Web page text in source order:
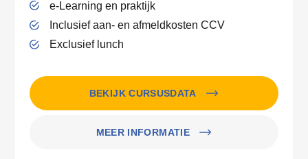
e-Learning en praktijk
Inclusief aan- en afmeldkosten CCV
Exclusief lunch
BEKIJK CURSUSDATA
MEER INFORMATIE